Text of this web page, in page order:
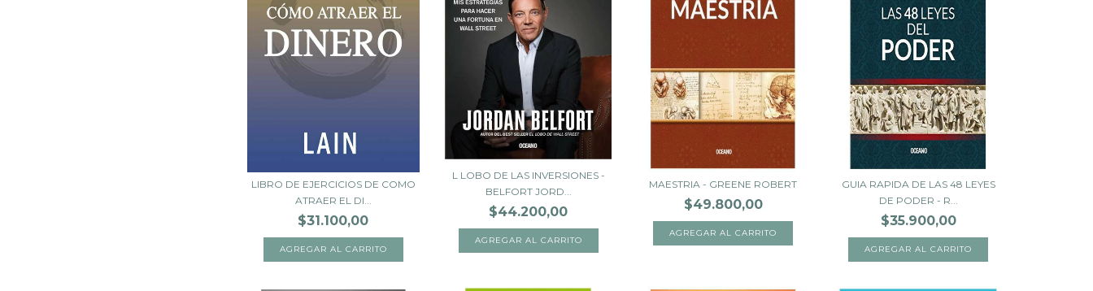
LIBRO DE EJERCICIOS DE COMO
ATRAER EL DI...
$31.100,00
L LOBO DE LAS INVERSIONES -
BELFORT JORD...
$44.200,00
MAESTRIA - GREENE ROBERT
$49.800,00
GUIA RAPIDA DE LAS 48 LEYES
DE PODER - R...
$35.900,00